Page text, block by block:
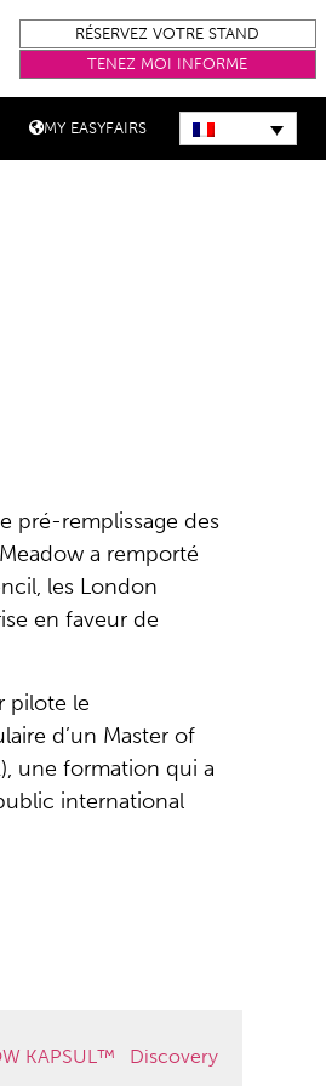
RÉSERVEZ VOTRE STAND
TENEZ MOI INFORME
MY EASYFAIRS
pré-remplissage des
a remporté
les London
en faveur de
pilote le
d’un Master of
une formation qui a
international
KAPSUL™
Discovery